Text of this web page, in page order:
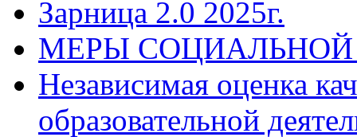
Зарница 2.0 2025г.
МЕРЫ
Независимая оценка
образовательной